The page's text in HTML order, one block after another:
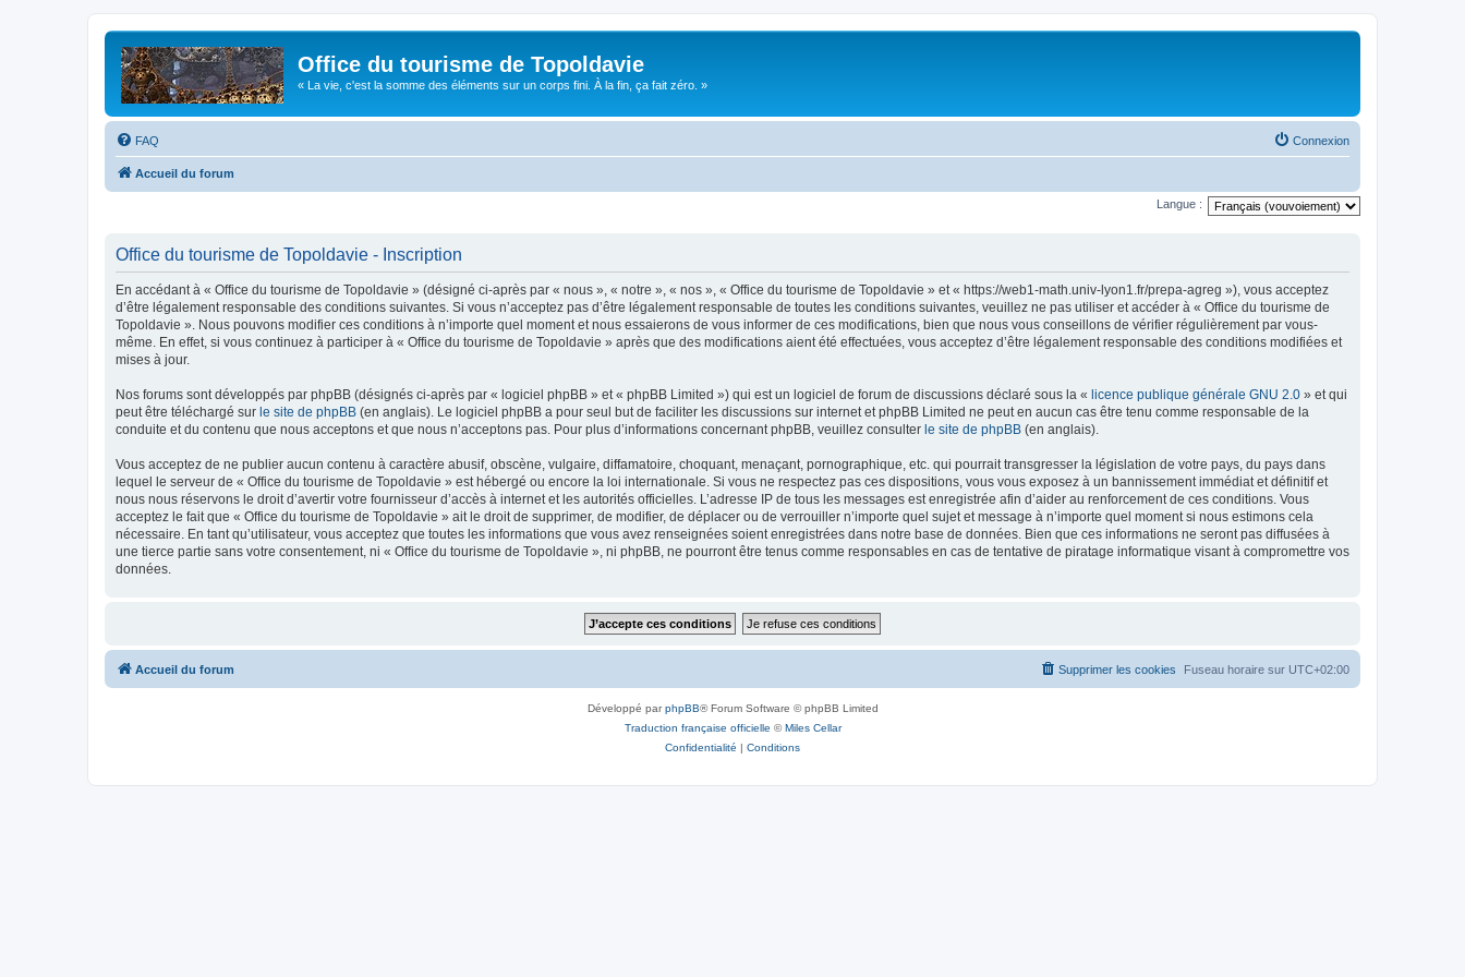
Office du tourisme de Topoldavie
« La vie, c'est la somme des éléments sur un corps fini. À la fin, ça fait zéro. »
FAQ Connexion
Accueil du forum
Langue :
Office du tourisme de Topoldavie - Inscription
En accédant à « Office du tourisme de Topoldavie » (désigné ci-après par « nous », « notre », « nos », « Office du tourisme de Topoldavie » et « https://web1-math.univ-lyon1.fr/prepa-agreg »), vous acceptez
d’être légalement responsable des conditions suivantes. Si vous n’acceptez pas d’être légalement responsable de toutes les conditions suivantes, veuillez ne pas utiliser et accéder à « Office du tourisme de
Topoldavie ». Nous pouvons modifier ces conditions à n’importe quel moment et nous essaierons de vous informer de ces modifications, bien que nous vous conseillons de vérifier régulièrement par vous-
même. En effet, si vous continuez à participer à « Office du tourisme de Topoldavie » après que des modifications aient été effectuées, vous acceptez d’être légalement responsable des conditions modifiées et
mises à jour.
Nos forums sont développés par phpBB (désignés ci-après par « logiciel phpBB » et « phpBB Limited ») qui est un logiciel de forum de discussions déclaré sous la « licence publique générale GNU 2.0 » et qui
peut être téléchargé sur le site de phpBB (en anglais). Le logiciel phpBB a pour seul but de faciliter les discussions sur internet et phpBB Limited ne peut en aucun cas être tenu comme responsable de la
conduite et du contenu que nous acceptons et que nous n’acceptons pas. Pour plus d’informations concernant phpBB, veuillez consulter le site de phpBB (en anglais).
Vous acceptez de ne publier aucun contenu à caractère abusif, obscène, vulgaire, diffamatoire, choquant, menaçant, pornographique, etc. qui pourrait transgresser la législation de votre pays, du pays dans
lequel le serveur de « Office du tourisme de Topoldavie » est hébergé ou encore la loi internationale. Si vous ne respectez pas ces dispositions, vous vous exposez à un bannissement immédiat et définitif et
nous nous réservons le droit d’avertir votre fournisseur d’accès à internet et les autorités officielles. L’adresse IP de tous les messages est enregistrée afin d’aider au renforcement de ces conditions. Vous
acceptez le fait que « Office du tourisme de Topoldavie » ait le droit de supprimer, de modifier, de déplacer ou de verrouiller n’importe quel sujet et message à n’importe quel moment si nous estimons cela
nécessaire. En tant qu’utilisateur, vous acceptez que toutes les informations que vous avez renseignées soient enregistrées dans notre base de données. Bien que ces informations ne seront pas diffusées à
une tierce partie sans votre consentement, ni « Office du tourisme de Topoldavie », ni phpBB, ne pourront être tenus comme responsables en cas de tentative de piratage informatique visant à compromettre vos
données.
Accueil du forum Fuseau horaire sur UTC+02:00
Supprimer les cookies
Développé parphpBB® Forum Software © phpBB Limited
Traduction française officielle ©Miles Cellar
Confidentialité | Conditions